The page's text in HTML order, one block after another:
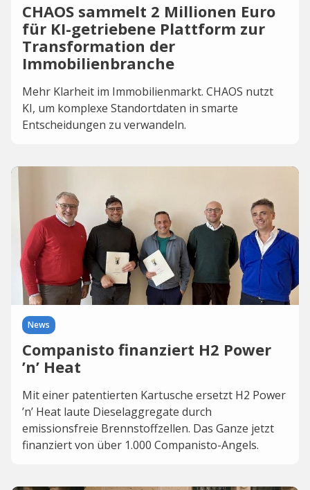
CHAOS sammelt 2 Millionen Euro
für KI-getriebene Plattform zur
Transformation der
Immobilienbranche
Mehr Klarheit im Immobilienmarkt. CHAOS nutzt
KI, um komplexe Standortdaten in smarte
Entscheidungen zu verwandeln.
News
Companisto finanziert H2 Power
’n’ Heat
Mit einer patentierten Kartusche ersetzt H2 Power
’n’ Heat laute Dieselaggregate durch
emissionsfreie Brennstoffzellen. Das Ganze jetzt
finanziert von über 1.000 Companisto-Angels.